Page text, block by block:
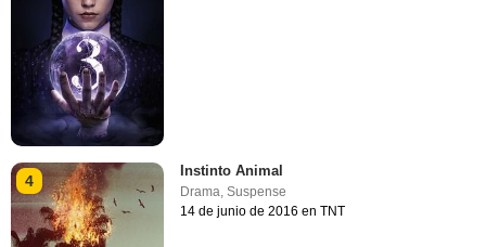
4
Instinto Animal
Drama,Suspense
14 de junio de 2016 en TNT